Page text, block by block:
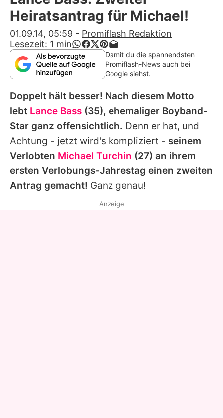
Alle Themen auf Promiflash
Jobs
App runterladen
Team
Redaktionelle Richtlinien
Impressum
Nutzungsbedingungen
Utiq verwalten
Heiratsantrag für Michael!
01.09.14, 05:59 - Promiflash Redaktion
Lesezeit: 1 min
Damit du die spannendsten
Promiflash-News auch bei
Google siehst.
Doppelt hält besser! Nach diesem Motto
lebt Lance Bass (35), ehemaliger Boyband-
Star ganz offensichtlich. Denn er hat, und
Achtung - jetzt wird's kompliziert - seinem
Verlobten Michael Turchin (27) an ihrem
ersten Verlobungs-Jahrestag einen zweiten
Antrag gemacht! Ganz genau!
Anzeige